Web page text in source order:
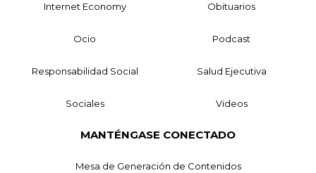
Internet Economy Obituarios
Ocio Podcast
Responsabilidad Social Salud Ejecutiva
Sociales Videos
MANTÉNGASE CONECTADO
Mesa de Generación de Contenidos